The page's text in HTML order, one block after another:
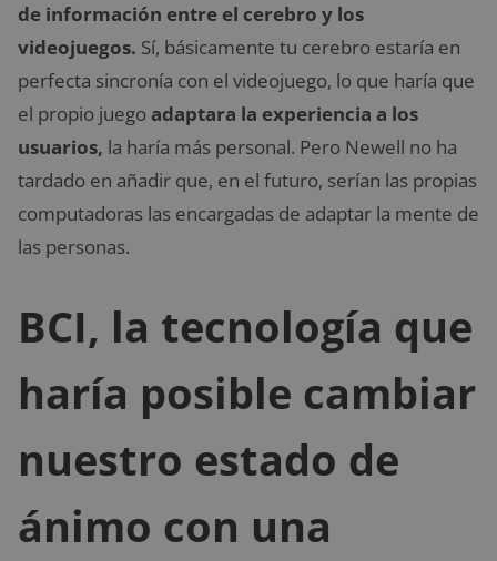
de información entre el cerebro y los
videojuegos. Sí, básicamente tu cerebro estaría en
perfecta sincronía con el videojuego, lo que haría que
el propio juego adaptara la experiencia a los
usuarios, la haría más personal. Pero Newell no ha
tardado en añadir que, en el futuro, serían las propias
computadoras las encargadas de adaptar la mente de
las personas.
BCI, la tecnología que
haría posible cambiar
nuestro estado de
ánimo con una